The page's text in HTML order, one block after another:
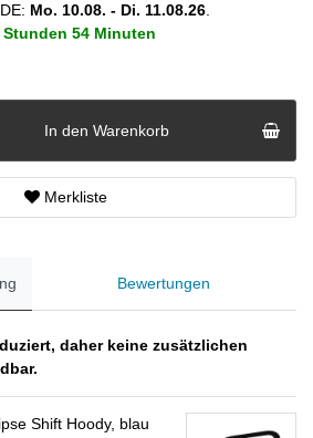
Mo. 10.08. - Di. 11.08.26.
Stunden 54 Minuten
In den Warenkorb
Merkliste
Bewertungen
daher keine zusätzlichen
Shift Hoody, blau